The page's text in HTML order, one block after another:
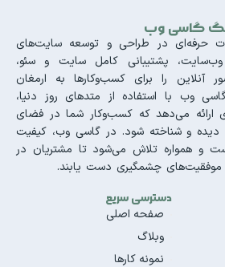
گاسی وب
حرفه‌ای در طراحی و توسعه سایت‌های
پشتیبانی کامل سایت و سئو،
آنلاین را برای کسب‌وکارها به ارمغان
وب با استفاده از متدهای روز دنیا،
ارائه می‌دهد که کسب‌وکار شما در فضای
دیده و شناخته شود. در گاسی وب، کیفیت
و همواره تلاش می‌شود تا مشتریان در
موفقیت‌های چشمگیری دست یابند.
دسترسی سریع
صفحه اصلی
وبلاگ
نمونه کارها